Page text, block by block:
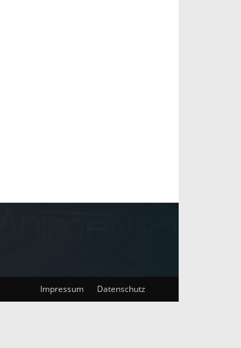
Impressum Datenschutz